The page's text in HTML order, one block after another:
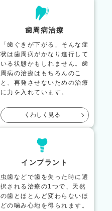
歯周病治療
「歯ぐきが下がる」そんな症
状は歯周病がかなり進行して
いる状態かもしれません。歯
周病の治療はもちろんのこ
と、再発させないための治療
に力を入れています。
くわしく見る
インプラント
虫歯などで歯を失った時に選
択される治療の1つで、天然
の歯とほとんど変わらないほ
どの噛み心地を得られます。